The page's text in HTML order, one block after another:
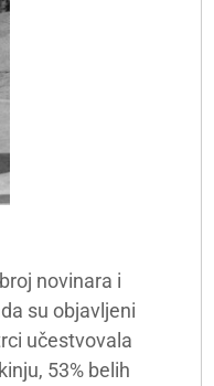
novinara i
su objavljeni
učestvovala
53% belih